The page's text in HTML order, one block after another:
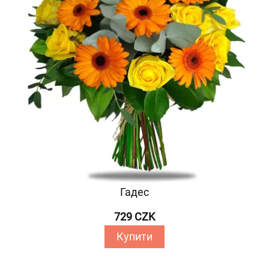
Гадес
729 CZK
Купити